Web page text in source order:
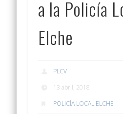
a la Policía
Elche
PLCV
13 abril, 2018
POLICÍA LOCAL ELCHE